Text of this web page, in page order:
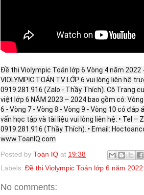
Đề thi Violympic Toán lớp 6 Vòng 4 năm
VIOLYMPIC TOÁN TV LỚP 6 vui lòng liên hệ
0919.281.916 (Zalo - Thầy Thích). Cô Trang
việt lớp 6 NĂM 2023 – 2024 bao gồm có:
6 - Vòng 7 - Vòng 8 - Vòng 9 - Vòng 10 có đáp
vấn học tập và tài liệu vui lòng liên hệ: • Tel –
0919.281.916 (Thầy Thích). • Email:
www.ToanIQ.com
Posted by Toán IQ at 19:38
Labels: Đề thi Violympic Toán lớp 6 năm
No comments: